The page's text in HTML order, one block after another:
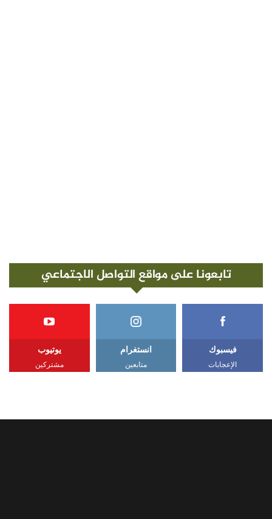
تابعونا على مواقع التواصل الاجتماعي
فيسبوك
الإعجابات
انستغرام
متابعين
يوتيوب
مشتركين